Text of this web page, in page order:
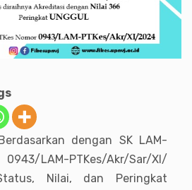
dengan SK LAM-
LAM-PTKes/Akr/Sar/XI/
Nilai, dan Peringkat